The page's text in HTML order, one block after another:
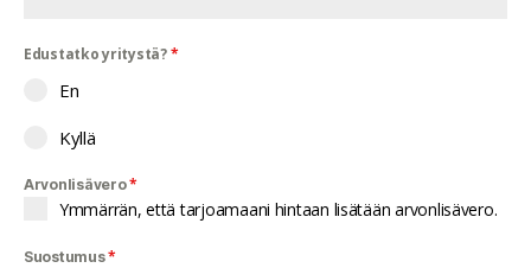
Edustatko yritystä?*
En
Kyllä
Arvonlisävero*
Ymmärrän, että tarjoamaani hintaan lisätään arvonlisävero.
Suostumus*